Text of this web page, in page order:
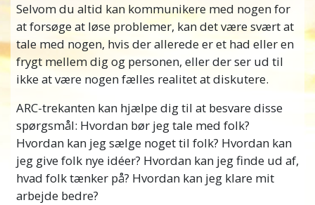
Selvom du altid kan kommunikere med nogen for
at forsøge at løse problemer, kan det være svært at
tale med nogen, hvis der allerede er et had eller en
frygt mellem dig og personen, eller der ser ud til
ikke at være nogen fælles realitet at diskutere.
ARC-trekanten kan hjælpe dig til at besvare disse
spørgsmål: Hvordan bør jeg tale med folk?
Hvordan kan jeg sælge noget til folk? Hvordan kan
jeg give folk nye idéer? Hvordan kan jeg finde ud af,
hvad folk tænker på? Hvordan kan jeg klare mit
arbejde bedre?